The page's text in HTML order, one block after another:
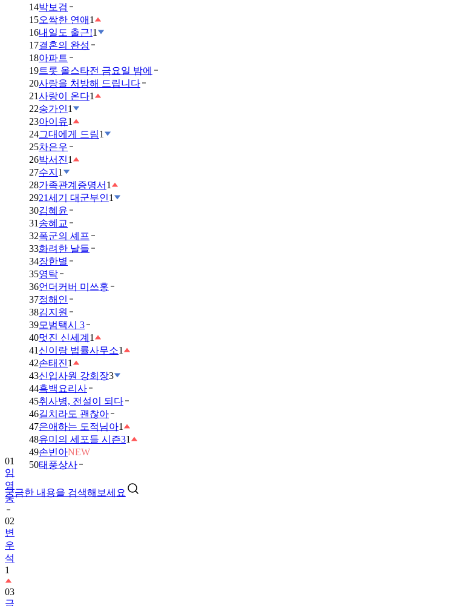
14박보검
15오싹한 연애 1
16내일도 출근!1
17결혼의 완성
18아파트
19트롯 올스타전 금요일 밤에
20사랑을 처방해 드립니다
21사랑이 온다1
22송가인1
23아이유1
24그대에게 드림1
25차은우
26박서진1
27수지 1
28가족관계증명서 1
2921세기 대군부인1
30김혜윤
31 송혜교
32폭군의 셰프
33화려한 날들
34장한별
35영탁
36언더커버 미쓰홍
37정해인
38김지원
39모범택시 3
40멋진 신세계 1
41 신이랑 법률사무소1
42손태진1
43신입사원 강회장3
44흑백요리사
45취사병, 전설이 되다
46길치라도 괜찮아
47은애하는 도적님아1
48유미의 세포들 시즌31
49손빈아NEW
50태풍상사
궁금한 내용을 검색해보세요
01
임
영
웅
02
변
우
석
1
03
금